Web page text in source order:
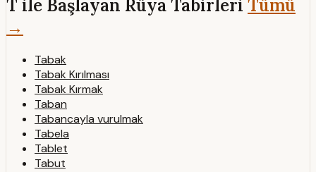
T ile Başlayan Rüya Tabirleri Tümü
→
Tabak
Tabak Kırılması
Tabak Kırmak
Taban
Tabancayla vurulmak
Tabela
Tablet
Tabut